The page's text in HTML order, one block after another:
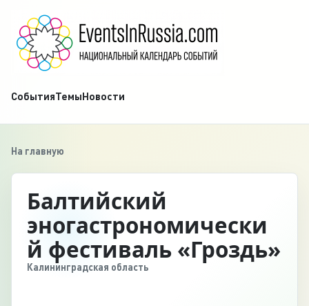
СобытияТемыНовости
На главную
Балтийский
эногастрономически
й фестиваль «Гроздь»
Калининградская область